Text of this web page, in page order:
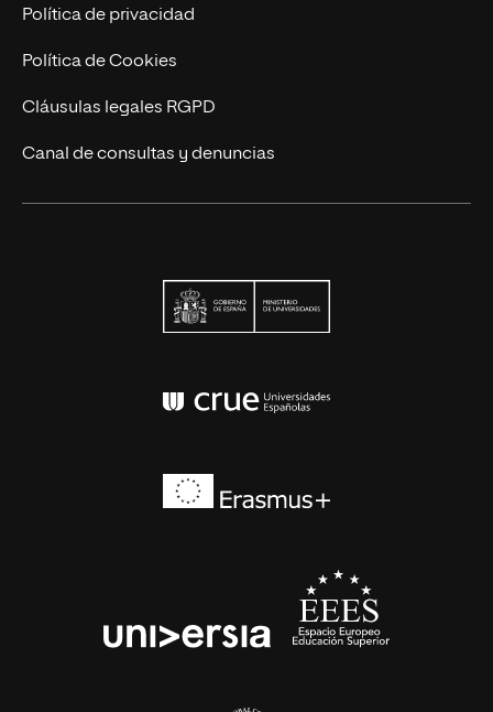
Contacto
Política de privacidad
Política de Cookies
Cláusulas legales RGPD
Canal de consultas y denuncias
Conferencia de
universia